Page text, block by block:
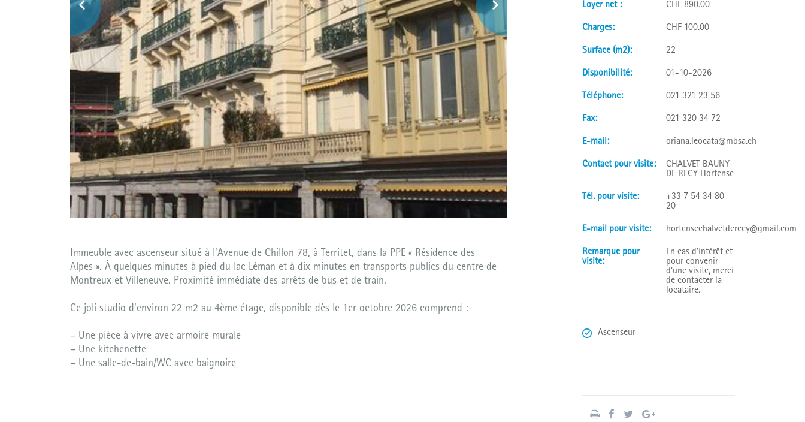
Immeuble avec ascenseur situé à l’Avenue de Chillon 78, à Territet, dans la PPE « Résidence des
Alpes ». À quelques minutes à pied du lac Léman et à dix minutes en transports publics du centre de
Montreux et Villeneuve. Proximité immédiate des arrêts de bus et de train.
Ce joli studio d’environ 22 m2 au 4ème étage, disponible dès le 1er octobre 2026 comprend :
– Une pièce à vivre avec armoire murale
– Une kitchenette
– Une salle-de-bain/WC avec baignoire
loyer net : CHF 890.00
charges: CHF 100.00
surface (m2): 22
disponibilité: 01-10-2026
téléphone: 021 321 23 56
fax: 021 320 34 72
e-mail: oriana.leocata@mbsa.ch
contact pour visite:
CHALVET BAUNY
DE RECY Hortense
tél. pour visite:
+33 7 54 34 80
20
e-mail pour visite: hortensechalvetderecy@gmail.com
remarque pour
visite:
En cas d'intérêt et
pour convenir
d'une visite, merci
de contacter la
locataire.
Ascenseur